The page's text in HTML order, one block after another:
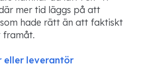
mer tid läggs på att
hade rätt än att faktiskt
framåt.
eller leverantör